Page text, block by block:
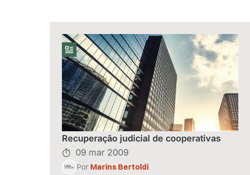
Recuperação judicial de cooperativas
09 mar 2009
Por Marins Bertoldi